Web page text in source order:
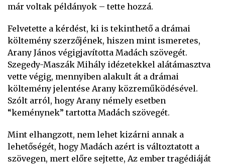
már voltak példányok – tette hozzá.
Felvetette a kérdést, ki is tekinthető a drámai
költemény szerzőjének, hiszen mint ismeretes,
Arany János végigjavította Madách szövegét.
Szegedy-Maszák Mihály idézetekkel alátámasztva
vette végig, mennyiben alakult át a drámai
költemény jelentése Arany közreműködésével.
Szólt arról, hogy Arany némely esetben
“keménynek” tartotta Madách szövegét.
Mint elhangzott, nem lehet kizárni annak a
lehetőségét, hogy Madách azért is változtatott a
szövegen, mert előre sejtette, Az ember tragédiáját